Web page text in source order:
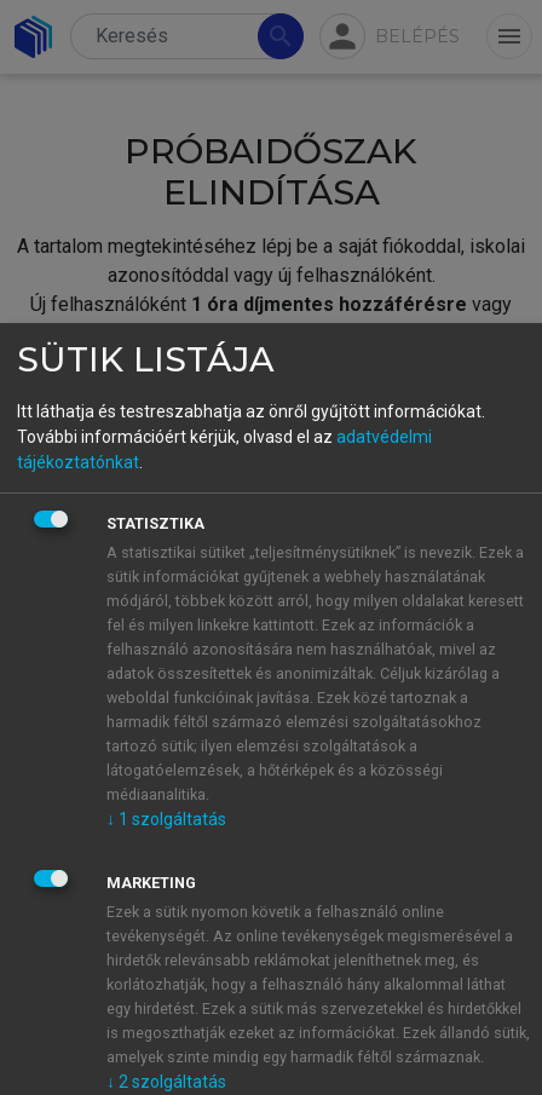
search person BELÉPÉS menu
PRÓBAIDŐSZAK
ELINDÍTÁSA
A tartalom megtekintéséhez lépj be a saját fiókoddal, iskolai
azonosítóddal vagy új felhasználóként.
Új felhasználóként 1 óra díjmentes hozzáférésre vagy
fiókoddal,vagy hozz létre új fiókot.
A regisztráció után apróbaidőszakautomatikusan
BELÉPÉS SAJÁT FIÓKKAL
ÚJ FIÓK LÉTREHOZÁSA
1 óra díjmentes hozzáférés
E-MAIL-CÍM
JELSZÓ
JELSZÓ ÚJRA
Kérek értesítést a MeRSZ újdonságairól, akcióiról.
Kérek értesítést az Akadémiai Kiadó Zrt. újdonságairól,
SÜTIK LISTÁJA
Itt láthatja és testreszabhatja az önről gyűjtött információkat.
További információért kérjük, olvasd el az adatvédelmi
tájékoztatónkat
STATISZTIKA
A statisztikai sütiket „teljesítménysütiknek” is nevezik. Ezek a
sütik információkat gyűjtenek a webhely használatának
módjáról, többek között arról, hogy milyen oldalakat keresett
fel és milyen linkekre kattintott. Ezek az információk a
felhasználó azonosítására nem használhatóak, mivel az
adatok összesítettek és anonimizáltak. Céljuk kizárólag a
weboldal funkcióinak javítása. Ezek közé tartoznak a
harmadik féltől származó elemzési szolgáltatásokhoz
tartozó sütik; ilyen elemzési szolgáltatások a
látogatóelemzések, a hőtérképek és a közösségi
médiaanalitika.
↓ 1 szolgáltatás
MARKETING
Ezek a sütik nyomon követik a felhasználó online
tevékenységét. Az online tevékenységek megismerésével a
hirdetők relevánsabb reklámokat jeleníthetnek meg, és
korlátozhatják, hogy a felhasználó hány alkalommal láthat
egy hirdetést. Ezek a sütik más szervezetekkel és hirdetőkkel
is megoszthatják ezeket az információkat. Ezek állandó sütik,
amelyek szinte mindig egy harmadik féltől származnak.
↓ 2 szolgáltatás